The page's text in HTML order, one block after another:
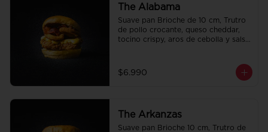
The Alabama
Suave pan Brioche de 10 cm, Trutro
de pollo crocante, queso cheddar,
tocino crispy, aros de cebolla y salsa
$6.990
The Arkanzas
Suave pan Brioche 10 cm, Trutro de